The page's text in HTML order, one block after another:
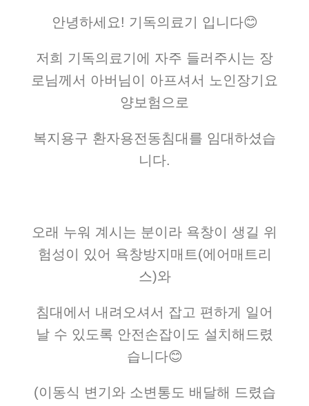
안녕하세요! 기독의료기 입니다😊
저희 기독의료기에 자주 들러주시는 장
로님께서 아버님이 아프셔서 노인장기요
양보험으로
복지용구 환자용전동침대를 임대하셨습
니다.
오래 누워 계시는 분이라 욕창이 생길 위
험성이 있어 욕창방지매트(에어매트리
스)와
침대에서 내려오셔서 잡고 편하게 일어
날 수 있도록 안전손잡이도 설치해드렸
습니다😊
(이동식 변기와 소변통도 배달해 드렸습